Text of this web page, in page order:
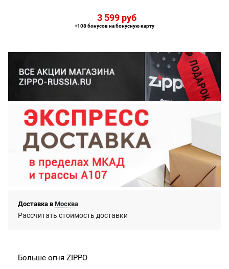
3 599 руб
+108 бонусов на бонусную карту
Доставка в Москва
Рассчитать стоимость доставки
Больше огня ZIPPO